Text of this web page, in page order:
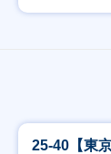
25-40【東